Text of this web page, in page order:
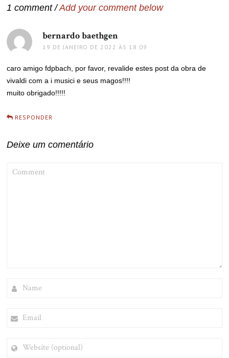
1 comment /Add your comment below
bernardo baethgen
19 DE JANEIRO DE 2022 ÀS 18:09
caro amigo fdpbach, por favor, revalide estes post da obra de
vivaldi com a i musici e seus magos!!!!
muito obrigado!!!!!
RESPONDER
Deixe um comentário
(OPTIONAL)